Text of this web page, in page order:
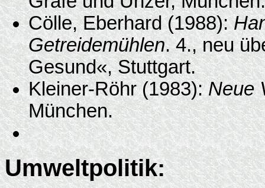
Cölle, Eberhard (1988):
Getreidemühlen. 4., neu
Gesund«, Stuttgart.
Kleiner-Röhr (1983):Neue
München.
Umweltpolitik: